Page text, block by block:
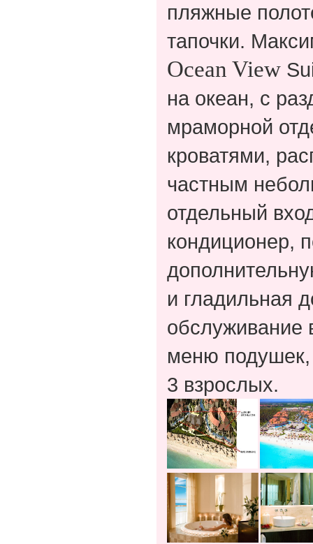
пляжные
тапочки.
Ocean View
на океан, с
мраморной
кроватями,
частным
отдельный
кондиционер,
и гладильная
обслуживание
меню подушек,
3 взрослых.